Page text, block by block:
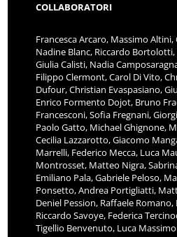
COLLABORATORI
Francesca Arcaro, Massimo
Nadine Blanc, Riccardo
Giulia Calisti, Nadia
Filippo Clermont, Carol Di Vito,
Dufour, Christian Evaspasiano,
Enrico Formento Dojot, Bruno
Francesconi, Sofia Fregnani,
Paolo Gatto, Michael Ghignone,
Cecilia Lazzarotto, Giacomo
Marrelli, Federico Mecca, Luca
Montrosset, Matteo Nigra,
Emiliano Pala, Gabriele Peloso,
Ponsetto, Andrea Portigliatti,
Deniel Pession, Raffaele Romano,
Riccardo Savoye, Federica
Tigellio Benvenuto, Luca